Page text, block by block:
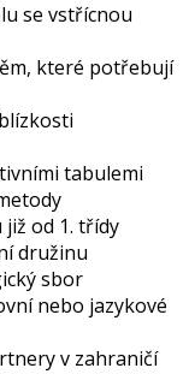
se vstřícnou
které potřebují
tabulemi
od 1. třídy
družinu
sbor
nebo jazykové
v zahraničí